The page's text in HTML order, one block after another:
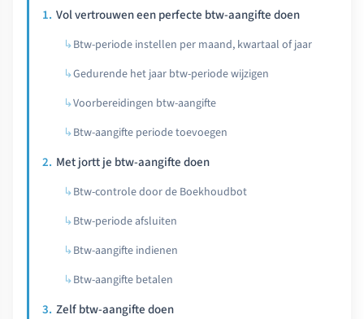
Vol vertrouwen een perfecte btw-aangifte doen
Btw-periode instellen per maand, kwartaal of jaar
Gedurende het jaar btw-periode wijzigen
Voorbereidingen btw-aangifte
Btw-aangifte periode toevoegen
Met jortt je btw-aangifte doen
Btw-controle door de Boekhoudbot
Btw-periode afsluiten
Btw-aangifte indienen
Btw-aangifte betalen
Zelf btw-aangifte doen